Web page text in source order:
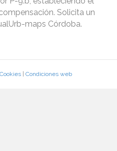
Solicita un
maps Córdoba.
Cookies| Condiciones web